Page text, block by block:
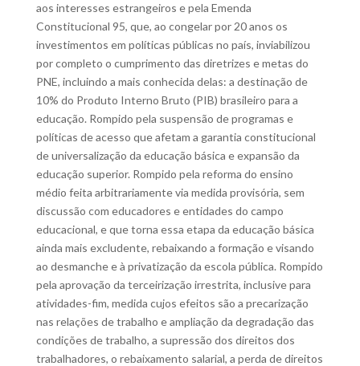
aos interesses estrangeiros e pela Emenda
Constitucional 95, que, ao congelar por 20 anos os
investimentos em políticas públicas no país, inviabilizou
por completo o cumprimento das diretrizes e metas do
PNE, incluindo a mais conhecida delas: a destinação de
10% do Produto Interno Bruto (PIB) brasileiro para a
educação. Rompido pela suspensão de programas e
políticas de acesso que afetam a garantia constitucional
de universalização da educação básica e expansão da
educação superior. Rompido pela reforma do ensino
médio feita arbitrariamente via medida provisória, sem
discussão com educadores e entidades do campo
educacional, e que torna essa etapa da educação básica
ainda mais excludente, rebaixando a formação e visando
ao desmanche e à privatização da escola pública. Rompido
pela aprovação da terceirização irrestrita, inclusive para
atividades-fim, medida cujos efeitos são a precarização
nas relações de trabalho e ampliação da degradação das
condições de trabalho, a supressão dos direitos dos
trabalhadores, o rebaixamento salarial, a perda de direitos